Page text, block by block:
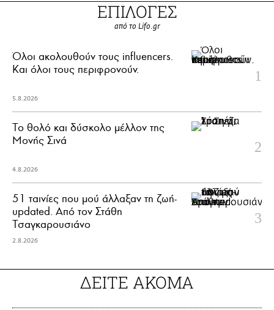
ΕΠΙΛΟΓΕΣ
από το Lifo.gr
Όλοι ακολουθούν τους influencers.
Και όλοι τους περιφρονούν.
5.8.2026
Το θολό και δύσκολο μέλλον της
Μονής Σινά
4.8.2026
51 ταινίες που μού άλλαξαν τη ζωή-
updated. Aπό τον Στάθη
Τσαγκαρουσιάνο
2.8.2026
ΔΕΙΤΕ ΑΚΟΜΑ